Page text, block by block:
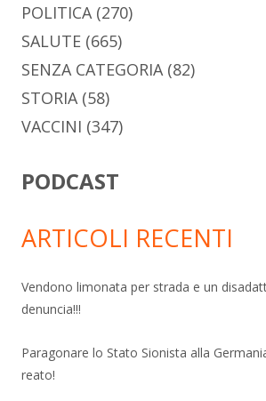
POLITICA (270)
SALUTE (665)
SENZA CATEGORIA (82)
STORIA (58)
VACCINI (347)
PODCAST
ARTICOLI RECENTI
Vendono limonata per strada e un
denuncia!!!
Paragonare lo Stato Sionista alla
reato!